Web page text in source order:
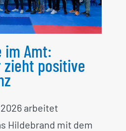
im Amt:
positive
arbeitet
Hildebrand mit dem